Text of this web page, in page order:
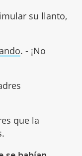
su llanto,
. - ¡No
que la